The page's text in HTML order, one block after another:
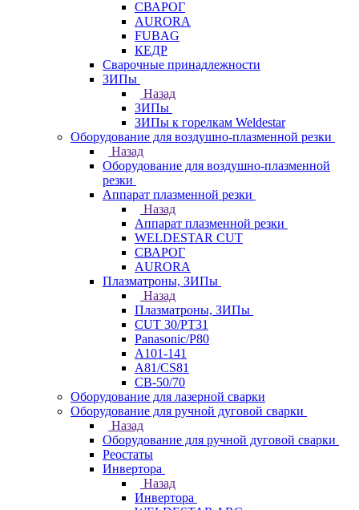
СВАРОГ
AURORA
FUBAG
КЕДР
Сварочные принадлежности
ЗИПы
Назад
ЗИПы
ЗИПы к горелкам Weldestar
Оборудование для воздушно-плазменной резки
Назад
Оборудование для воздушно-плазменной
резки
Аппарат плазменной резки
Назад
Аппарат плазменной резки
WELDESTAR CUT
СВАРОГ
AURORA
Плазматроны, ЗИПы
Назад
Плазматроны, ЗИПы
CUT 30/PT31
Panasonic/P80
А101-141
А81/CS81
СВ-50/70
Оборудование для лазерной сварки
Оборудование для ручной дуговой сварки
Назад
Оборудование для ручной дуговой сварки
Реостаты
Инвертора
Назад
Инвертора